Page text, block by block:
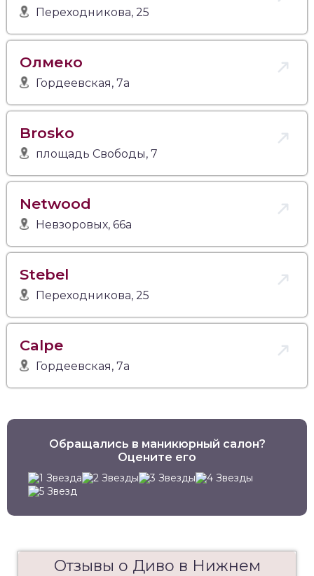
Переходникова, 25
Олмеко
Гордеевская, 7а
Brosko
площадь Свободы, 7
Netwood
Невзоровых, 66а
Stebel
Переходникова, 25
Calpe
Гордеевская, 7а
Обращались в маникюрный салон?
Оцените его
Отзывы о Диво в Нижнем